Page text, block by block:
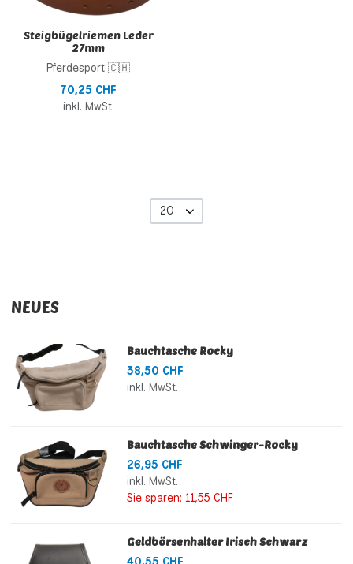
Steigbügelriemen Leder
27mm
Pferdesport 🇨🇭
70,25 CHF
inkl. MwSt.
20
NEUES
Bauchtasche Rocky
38,50 CHF
inkl. MwSt.
Bauchtasche Schwinger-Rocky
26,95 CHF
inkl. MwSt.
Sie sparen: 11,55 CHF
Geldbörsenhalter Irisch Schwarz